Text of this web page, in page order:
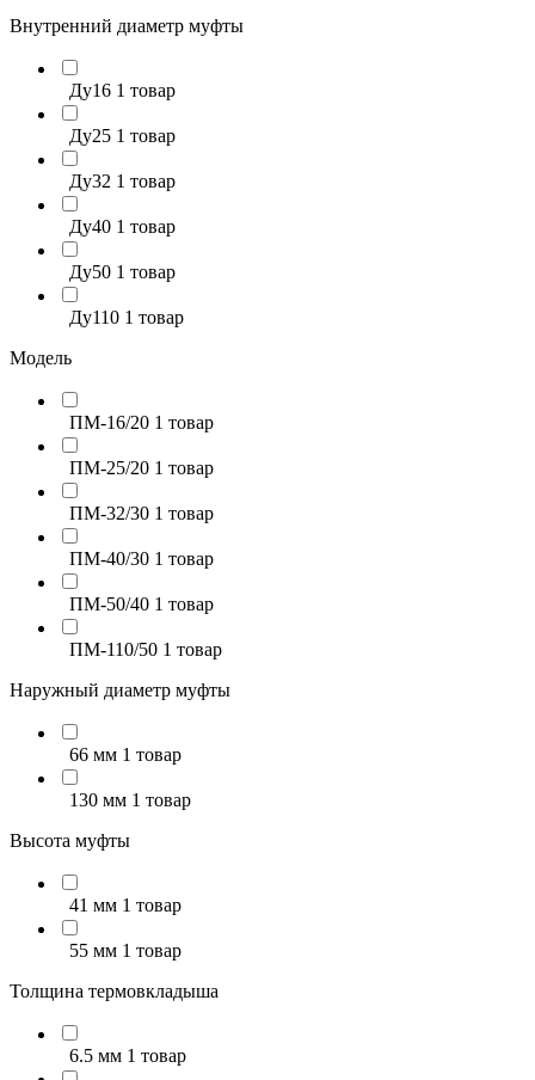
Внутренний диаметр муфты
Ду16 1 товар
Ду25 1 товар
Ду32 1 товар
Ду40 1 товар
Ду50 1 товар
Ду110 1 товар
Модель
ПМ-16/20 1 товар
ПМ-25/20 1 товар
ПМ-32/30 1 товар
ПМ-40/30 1 товар
ПМ-50/40 1 товар
ПМ-110/50 1 товар
Наружный диаметр муфты
66 мм 1 товар
130 мм 1 товар
Высота муфты
41 мм 1 товар
55 мм 1 товар
Толщина термовкладыша
6.5 мм 1 товар